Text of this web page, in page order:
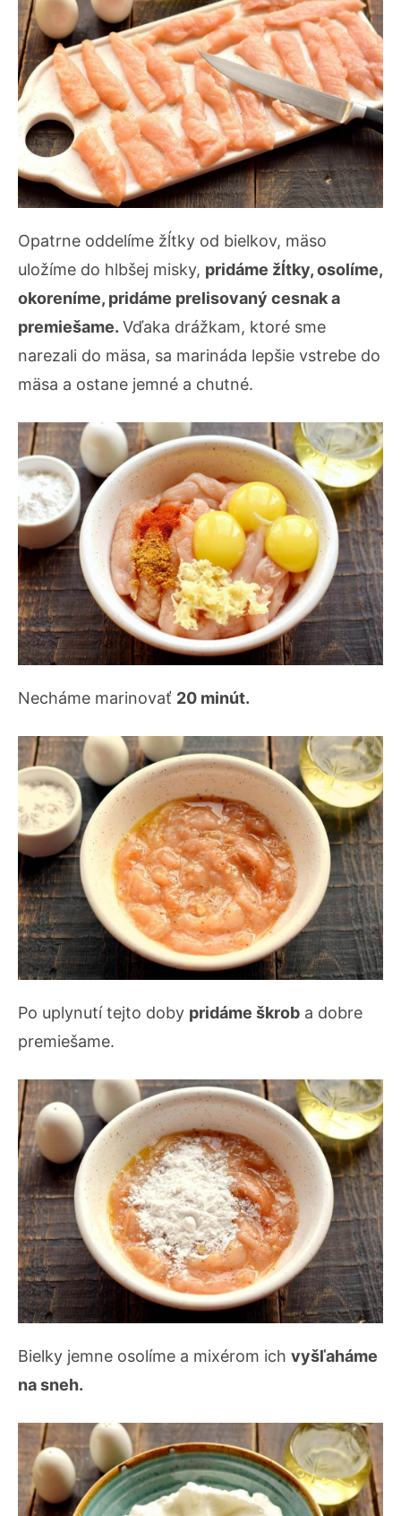
Opatrne oddelíme žĺtky od bielkov, mäso
uložíme do hlbšej misky, pridáme žĺtky, osolíme,
okoreníme, pridáme prelisovaný cesnak a
premiešame. Vďaka drážkam, ktoré sme
narezali do mäsa, sa marináda lepšie vstrebe do
mäsa a ostane jemné a chutné.
Necháme marinovať 20 minút.
Po uplynutí tejto doby pridáme škrob a dobre
premiešame.
Bielky jemne osolíme a mixérom ich vyšľaháme
na sneh.